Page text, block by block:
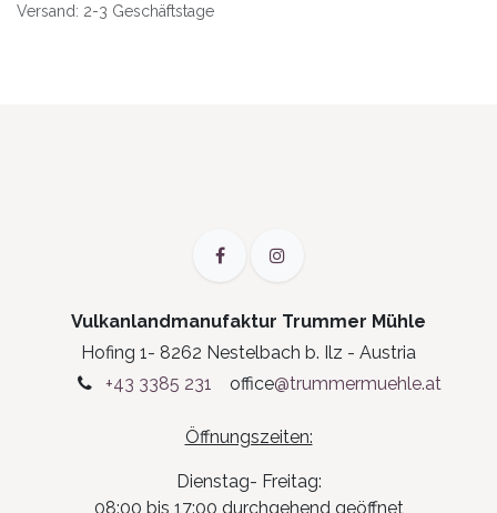
Versand: 2-3 Geschäftstage
Vulkanlandmanufaktur Trummer Mühle
Hofing 1- 8262 Nestelbach b. Ilz - Austria
+43 3385 231
office@trummermuehle.at
Öffnungszeiten:
Dienstag- Freitag:
08:00 bis 17:00 durchgehend geöffnet